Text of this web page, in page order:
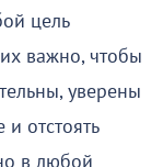
цель
важно, чтобы
уверены
отстоять
в любой